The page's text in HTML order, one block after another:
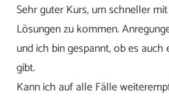
Sehr guter Kurs, um schneller
Lösungen zu kommen.
und ich bin gespannt, ob es
gibt.
Kann ich auf alle Fälle